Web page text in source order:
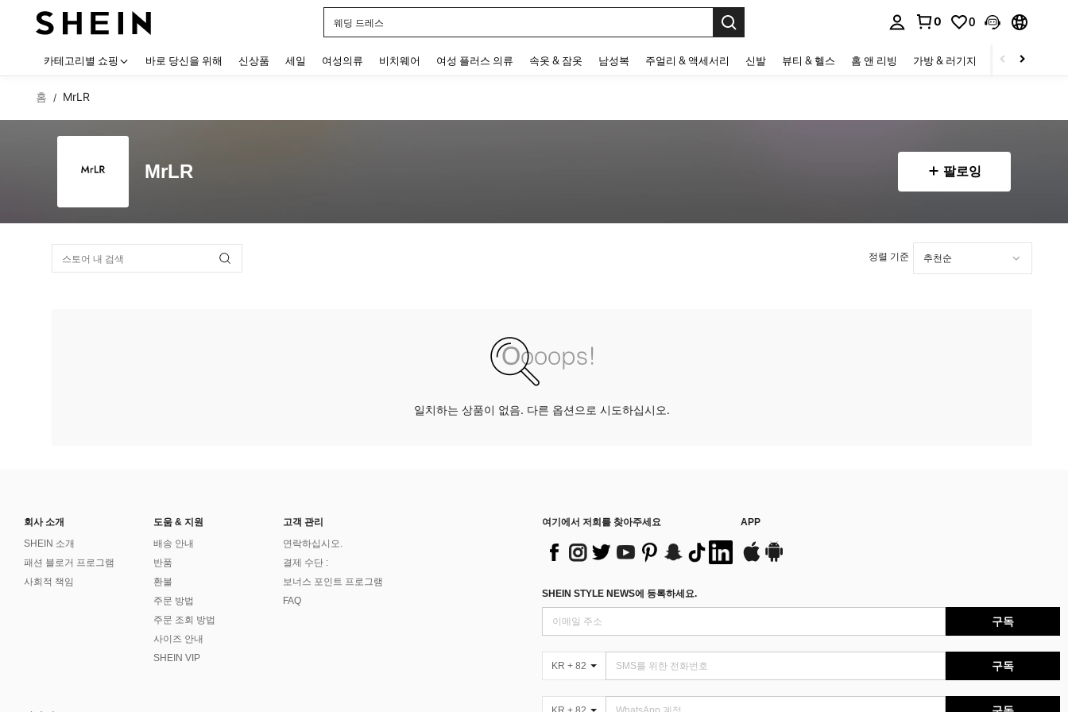
웨딩 드레스
0 0
카테고리별 쇼핑 바로 당신을 위해 신상품 세일 여성의류 비치웨어 여성 플러스 의류 속옷 & 잠옷 남성복 주얼리 & 액세서리 신발 뷰티 & 헬스 홈 앤 리빙 가방 & 러기지 스포츠 & 아웃
홈 / MrLR
MrLR 팔로잉
정렬 기준
일치하는 상품이 없음. 다른 옵션으로 시도하십시오.
회사 소개
SHEIN 소개
패션 블로거 프로그램
사회적 책임
도움 & 지원
배송 안내
반품
환불
주문 방법
주문 조회 방법
사이즈 안내
SHEIN VIP
고객 관리
연락하십시오.
결제 수단 :
보너스 포인트 프로그램
FAQ
여기에서 저희를 찾아주세요 APP
SHEIN STYLE NEWS에 등록하세요.
구독
KR + 82 구독